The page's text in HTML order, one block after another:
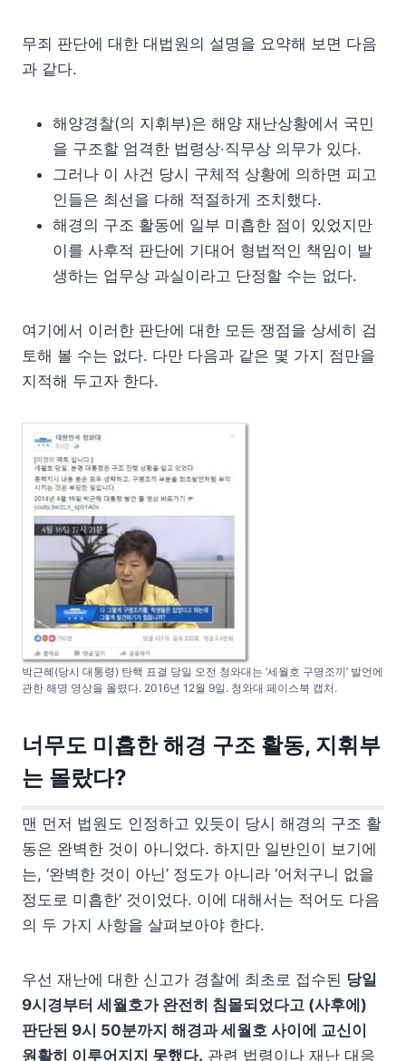
무죄 판단에 대한 대법원의 설명을 요약해 보면 다음
과 같다.
해양경찰(의 지휘부)은 해양 재난상황에서 국민
을 구조할 엄격한 법령상‧직무상 의무가 있다.
그러나 이 사건 당시 구체적 상황에 의하면 피고
인들은 최선을 다해 적절하게 조치했다.
해경의 구조 활동에 일부 미흡한 점이 있었지만
이를 사후적 판단에 기대어 형법적인 책임이 발
생하는 업무상 과실이라고 단정할 수는 없다.
여기에서 이러한 판단에 대한 모든 쟁점을 상세히 검
토해 볼 수는 없다. 다만 다음과 같은 몇 가지 점만을
지적해 두고자 한다.
박근혜(당시 대통령) 탄핵 표결 당일 오전 청와대는 ‘세월호 구명조끼’ 발언에
관한 해명 영상을 올렸다. 2016년 12월 9일. 청와대 페이스북 캡처.
너무도 미흡한 해경 구조 활동, 지휘부
는 몰랐다?
맨 먼저 법원도 인정하고 있듯이 당시 해경의 구조 활
동은 완벽한 것이 아니었다. 하지만 일반인이 보기에
는, ‘완벽한 것이 아닌’ 정도가 아니라 ‘어처구니 없을
정도로 미흡한’ 것이었다. 이에 대해서는 적어도 다음
의 두 가지 사항을 살펴보아야 한다.
우선 재난에 대한 신고가 경찰에 최초로 접수된 당일
9시경부터 세월호가 완전히 침몰되었다고 (사후에)
판단된 9시 50분까지 해경과 세월호 사이에 교신이
원활히 이루어지지 못했다. 관련 법령이나 재난 대응